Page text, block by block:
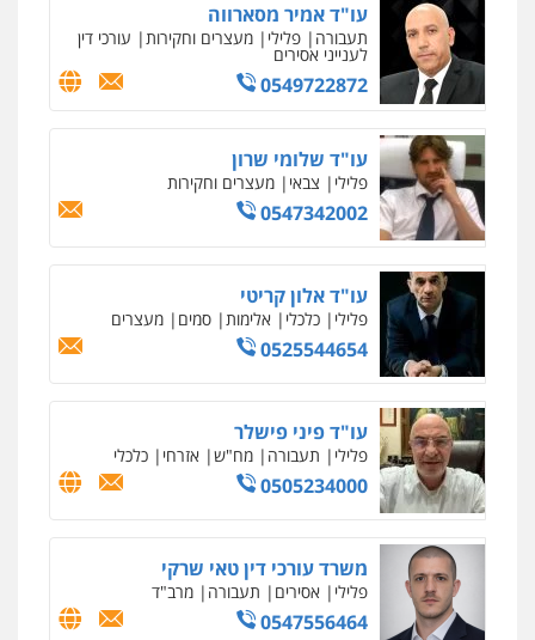
עו"ד אמיר מסארווה
תעבורה פלילי מעצרים וחקירות עורכי דין
לענייני אסירים
0549722872
עו"ד שלומי שרון
פלילי צבאי מעצרים וחקירות
0547342002
עו"ד אלון קריטי
פלילי כלכלי אלימות סמים מעצרים
0525544654
עו"ד פיני פישלר
פלילי תעבורה מח"ש אזרחי כלכלי
0505234000
משרד עורכי דין טאי שרקי
פלילי אסירים תעבורה מרב"ד
0547556464